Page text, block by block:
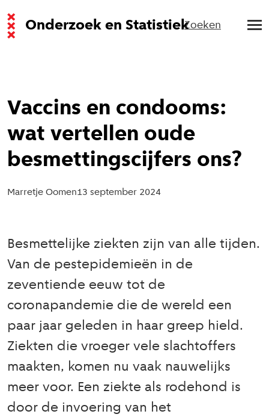
Onderzoek en StatistiekZoeken
Vaccins en condooms:
wat vertellen oude
besmettingscijfers ons?
Marretje Oomen13 september 2024
Besmettelijke ziekten zijn van alle tijden.
Van de pestepidemieën in de
zeventiende eeuw tot de
coronapandemie die de wereld een
paar jaar geleden in haar greep hield.
Ziekten die vroeger vele slachtoffers
maakten, komen nu vaak nauwelijks
meer voor. Een ziekte als rodehond is
door de invoering van het